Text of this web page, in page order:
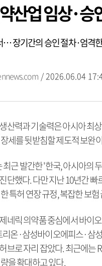
산업 임상·승
장기간의 승인 절차·엄격
/ 2026.06.04
산력과 기술력은 아시아 최
세를 뒷받침할 제도적 보완
근 발간한 '한국, 아시아의
단했다. 다만 지난 10년간
특허 연장 규정, 복잡한 보
네릭 의약품 중심에서 바이
리온·삼성바이오에피스·삼
브로 자리 잡았다. 최근에는
을 확대하고 있다.